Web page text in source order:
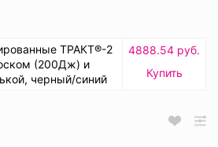
ТРАКТ®-2
(200Дж) и
черный/синий
4888.54 руб.
Купить